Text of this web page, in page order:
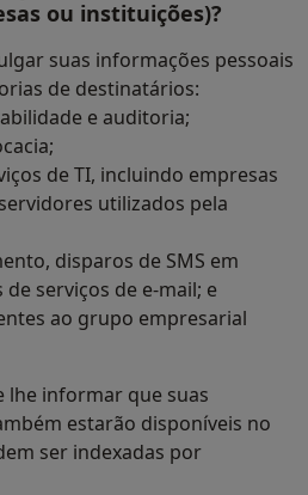
ou instituições)?
suas informações pessoais
de destinatários:
e auditoria;
de TI, incluindo empresas
utilizados pela
disparos de SMS em
serviços de e-mail; e
ao grupo empresarial
lhe informar que suas
estarão disponíveis no
ser indexadas por